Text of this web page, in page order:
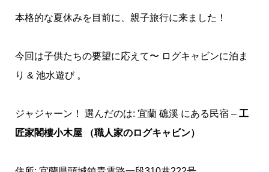
本格的な夏休みを目前に、親子旅行に来ました！
今回は子供たちの要望に応えて〜 ログキャビンに泊ま
り & 池水遊び 。
ジャジャーン！ 選んだのは: 宜蘭 礁溪 にある民宿 – 工
匠家閣樓小木屋 （職人家のログキャビン）